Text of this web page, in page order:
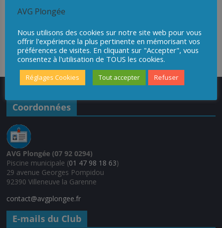
Coordonnées
AVG Plongée (07 92 0294)
Piscine municipale (01 47 98 18 63)
29 avenue Georges Pompidou
92390 Villeneuve la Garenne
contact@avgplongee.fr
E-mails du Club
AVG Plongée
Nous utilisons des cookies sur notre site web pour vous
offrir l'expérience la plus pertinente en mémorisant vos
préférences de visites. En cliquant sur "Accepter", vous
consentez à l'utilisation de TOUS les cookies.
Réglages Cookies Tout accepter Refuser